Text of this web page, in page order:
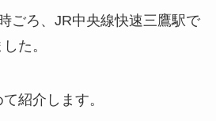
ごろ、JR中央線快速三鷹駅で
た。
紹介します。